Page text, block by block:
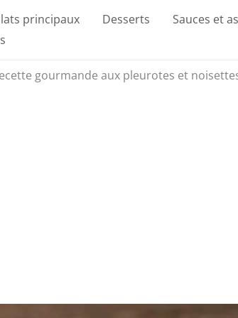
principaux Desserts Sauces et
gourmande aux pleurotes et